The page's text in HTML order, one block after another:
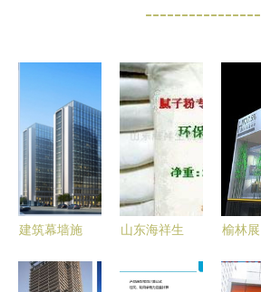
----------------
建筑幕墙施
把材料加
山东海祥生
胶产品列表
榆林
高效